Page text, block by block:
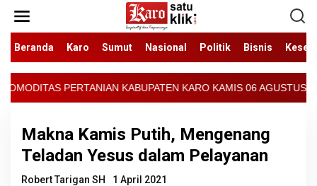
konten
Beranda
Karo Sumut Nasional Politik Bisnis
KABUPATEN KARO KAMIS 06 AGUSTUS 2026 - ARCIS
Makna Kamis Putih, Mengenang
Teladan Yesus dalam Pelayanan
Robert Tarigan SH
1 April 2021